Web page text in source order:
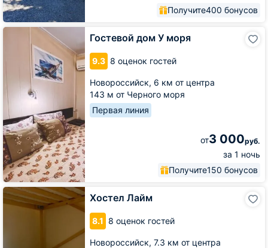
Получите400 бонусов
Гостевой дом У моря
9.3 8 оценок гостей
Новороссийск, 6 км от центра
143 м от Черного моря
Первая линия
от3 000руб.
за 1 ночь
Получите150 бонусов
Гостевой
Хостел Лайм
8.1 8 оценок гостей
Новороссийск, 7.3 км от центра
Хостел
Лайм